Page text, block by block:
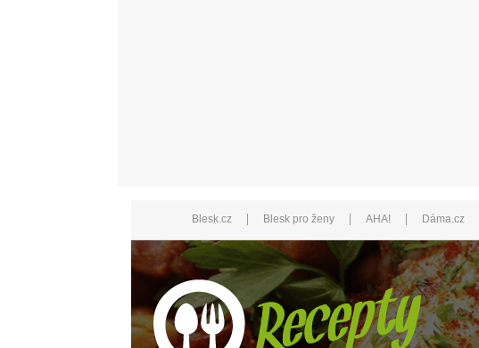
Blesk.cz | Blesk pro ženy | AHA! | Dáma.cz